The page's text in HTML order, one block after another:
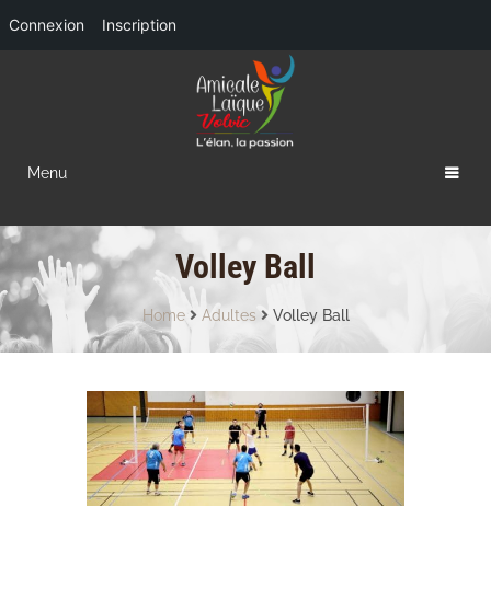
Menu
Volley Ball
Home Adultes Volley Ball
Connexion Inscription